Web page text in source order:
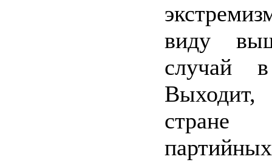
виду
случай